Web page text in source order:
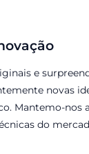
e
novas
Mantemo-nos
do